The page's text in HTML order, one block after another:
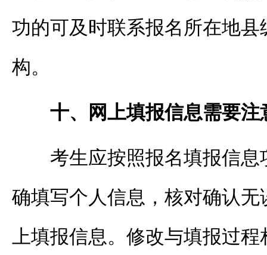
功的可及时联系报名所在地
构。
十、网上填报信息需要注
考生应按照报名填报信
确填写个人信息，核对确认
上填报信息。修改与填报过程